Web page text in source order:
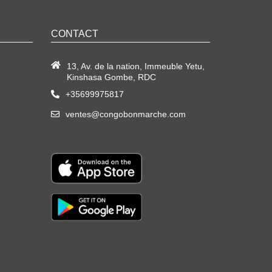
CONTACT
13, Av. de la nation, Immeuble Yetu,
Kinshasa Gombe, RDC
+35699975817
ventes@congobonmarche.com